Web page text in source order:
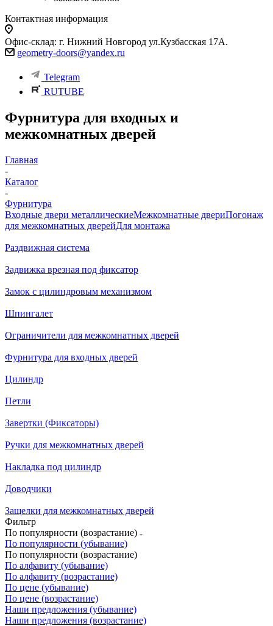
Контактная информация
Офис-склад: г. Нижний Новгород ул.Кузбасская 17А.
geometry-doors@yandex.ru
Telegram
RUTUBE
Фурнитура для входных и
межкомнатных дверей
Главная
-
Каталог
-
Фурнитура
Входные двери металлическиеМежкомнатные двериПогонаж
для межкомнатных дверейДля монтажа
Раздвижная система
Задвижка врезная под фиксатор
Замок с цилиндровым механизмом
Шпингалет
Ограничители для межкомнатных дверей
Фурнитура для входных дверей
Цилиндр
Петли
Завертки (Фиксаторы)
Ручки для межкомнатных дверей
Накладка под цилиндр
Доводчики
Защелки для межкомнатных дверей
Фильтр
По популярности (возрастание)
По популярности (убывание)
По популярности (возрастание)
По алфавиту (убывание)
По алфавиту (возрастание)
По цене (убывание)
По цене (возрастание)
Наши предложения (убывание)
Наши предложения (возрастание)